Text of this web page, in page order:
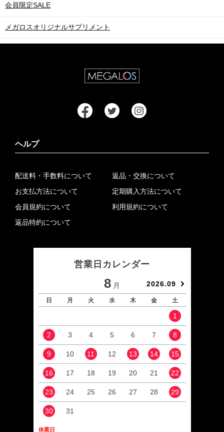
会員限定SALE
メガロスオリジナルサプリメント
ヘルプ
配送料・手数料について
お支払方法について
会員規約について
返品特約について
返品・交換について
定期購入方法について
利用規約について
営業日カレンダー
8 月 2026.09
日 月 火 水 木 金 土
1
2 3 4 5 6 7 8
9 10 11 12 13 14 15
16 17 18 19 20 21 22
23 24 25 26 27 28 29
30 31
休業日